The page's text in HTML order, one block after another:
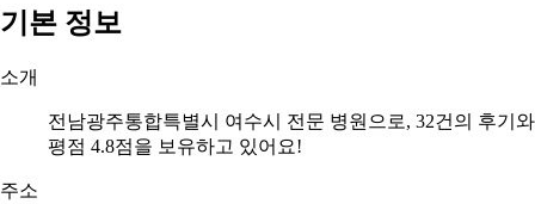
기본 정보
소개
전남광주통합특별시 여수시 전문 병원으로, 32건의 후기와
평점 4.8점을 보유하고 있어요!
주소